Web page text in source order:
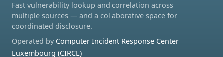
Fast vulnerability lookup and correlation across
multiple sources — and a collaborative space for
coordinated disclosure.
Operated by Computer Incident Response Center
Luxembourg (CIRCL)